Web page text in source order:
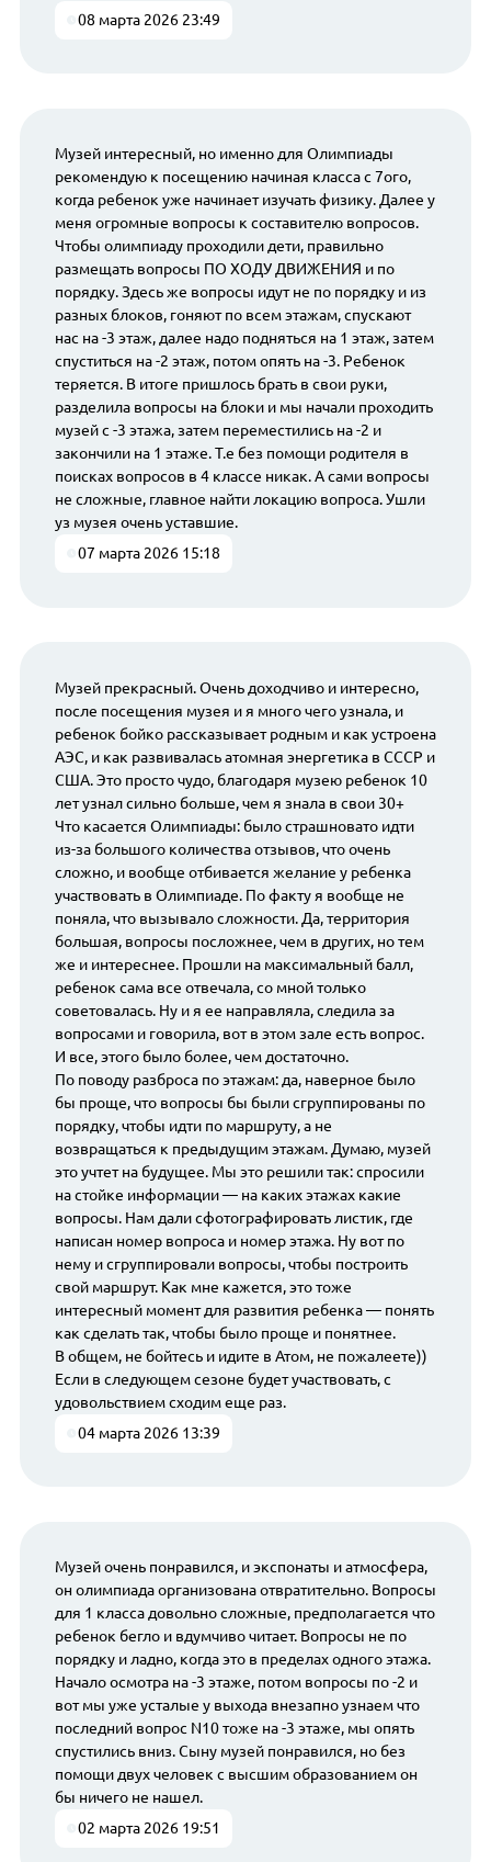
08 марта 2026 23:49
Музей интересный, но именно для Олимпиады
рекомендую к посещению начиная класса с 7ого,
когда ребенок уже начинает изучать физику. Далее у
меня огромные вопросы к составителю вопросов.
Чтобы олимпиаду проходили дети, правильно
размещать вопросы ПО ХОДУ ДВИЖЕНИЯ и по
порядку. Здесь же вопросы идут не по порядку и из
разных блоков, гоняют по всем этажам, спускают
нас на -3 этаж, далее надо подняться на 1 этаж, затем
спуститься на -2 этаж, потом опять на -3. Ребенок
теряется. В итоге пришлось брать в свои руки,
разделила вопросы на блоки и мы начали проходить
музей с -3 этажа, затем переместились на -2 и
закончили на 1 этаже. Т.е без помощи родителя в
поисках вопросов в 4 классе никак. А сами вопросы
не сложные, главное найти локацию вопроса. Ушли
уз музея очень уставшие.
07 марта 2026 15:18
Музей прекрасный. Очень доходчиво и интересно,
после посещения музея и я много чего узнала, и
ребенок бойко рассказывает родным и как устроена
АЭС, и как развивалась атомная энергетика в СССР и
США. Это просто чудо, благодаря музею ребенок 10
лет узнал сильно больше, чем я знала в свои 30+
Что касается Олимпиады: было страшновато идти
из-за большого количества отзывов, что очень
сложно, и вообще отбивается желание у ребенка
участвовать в Олимпиаде. По факту я вообще не
поняла, что вызывало сложности. Да, территория
большая, вопросы посложнее, чем в других, но тем
же и интереснее. Прошли на максимальный балл,
ребенок сама все отвечала, со мной только
советовалась. Ну и я ее направляла, следила за
вопросами и говорила, вот в этом зале есть вопрос.
И все, этого было более, чем достаточно.
По поводу разброса по этажам: да, наверное было
бы проще, что вопросы бы были сгруппированы по
порядку, чтобы идти по маршруту, а не
возвращаться к предыдущим этажам. Думаю, музей
это учтет на будущее. Мы это решили так: спросили
на стойке информации — на каких этажах какие
вопросы. Нам дали сфотографировать листик, где
написан номер вопроса и номер этажа. Ну вот по
нему и сгруппировали вопросы, чтобы построить
свой маршрут. Как мне кажется, это тоже
интересный момент для развития ребенка — понять
как сделать так, чтобы было проще и понятнее.
В общем, не бойтесь и идите в Атом, не пожалеете))
Если в следующем сезоне будет участвовать, с
удовольствием сходим еще раз.
04 марта 2026 13:39
Музей очень понравился, и экспонаты и атмосфера,
он олимпиада организована отвратительно. Вопросы
для 1 класса довольно сложные, предполагается что
ребенок бегло и вдумчиво читает. Вопросы не по
порядку и ладно, когда это в пределах одного этажа.
Начало осмотра на -3 этаже, потом вопросы по -2 и
вот мы уже усталые у выхода внезапно узнаем что
последний вопрос N10 тоже на -3 этаже, мы опять
спустились вниз. Сыну музей понравился, но без
помощи двух человек с высшим образованием он
бы ничего не нашел.
02 марта 2026 19:51